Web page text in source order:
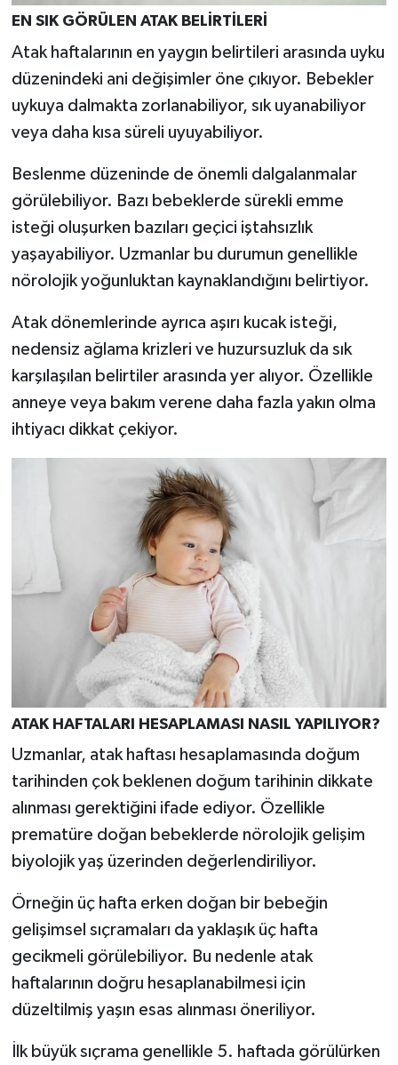
EN SIK GÖRÜLEN ATAK BELİRTİLERİ
Atak haftalarının en yaygın belirtileri arasında uyku
düzenindeki ani değişimler öne çıkıyor. Bebekler
uykuya dalmakta zorlanabiliyor, sık uyanabiliyor
veya daha kısa süreli uyuyabiliyor.
Beslenme düzeninde de önemli dalgalanmalar
görülebiliyor. Bazı bebeklerde sürekli emme
isteği oluşurken bazıları geçici iştahsızlık
yaşayabiliyor. Uzmanlar bu durumun genellikle
nörolojik yoğunluktan kaynaklandığını belirtiyor.
Atak dönemlerinde ayrıca aşırı kucak isteği,
nedensiz ağlama krizleri ve huzursuzluk da sık
karşılaşılan belirtiler arasında yer alıyor. Özellikle
anneye veya bakım verene daha fazla yakın olma
ihtiyacı dikkat çekiyor.
ATAK HAFTALARI HESAPLAMASI NASIL YAPILIYOR?
Uzmanlar, atak haftası hesaplamasında doğum
tarihinden çok beklenen doğum tarihinin dikkate
alınması gerektiğini ifade ediyor. Özellikle
prematüre doğan bebeklerde nörolojik gelişim
biyolojik yaş üzerinden değerlendiriliyor.
Örneğin üç hafta erken doğan bir bebeğin
gelişimsel sıçramaları da yaklaşık üç hafta
gecikmeli görülebiliyor. Bu nedenle atak
haftalarının doğru hesaplanabilmesi için
düzeltilmiş yaşın esas alınması öneriliyor.
İlk büyük sıçrama genellikle 5. haftada görülürken